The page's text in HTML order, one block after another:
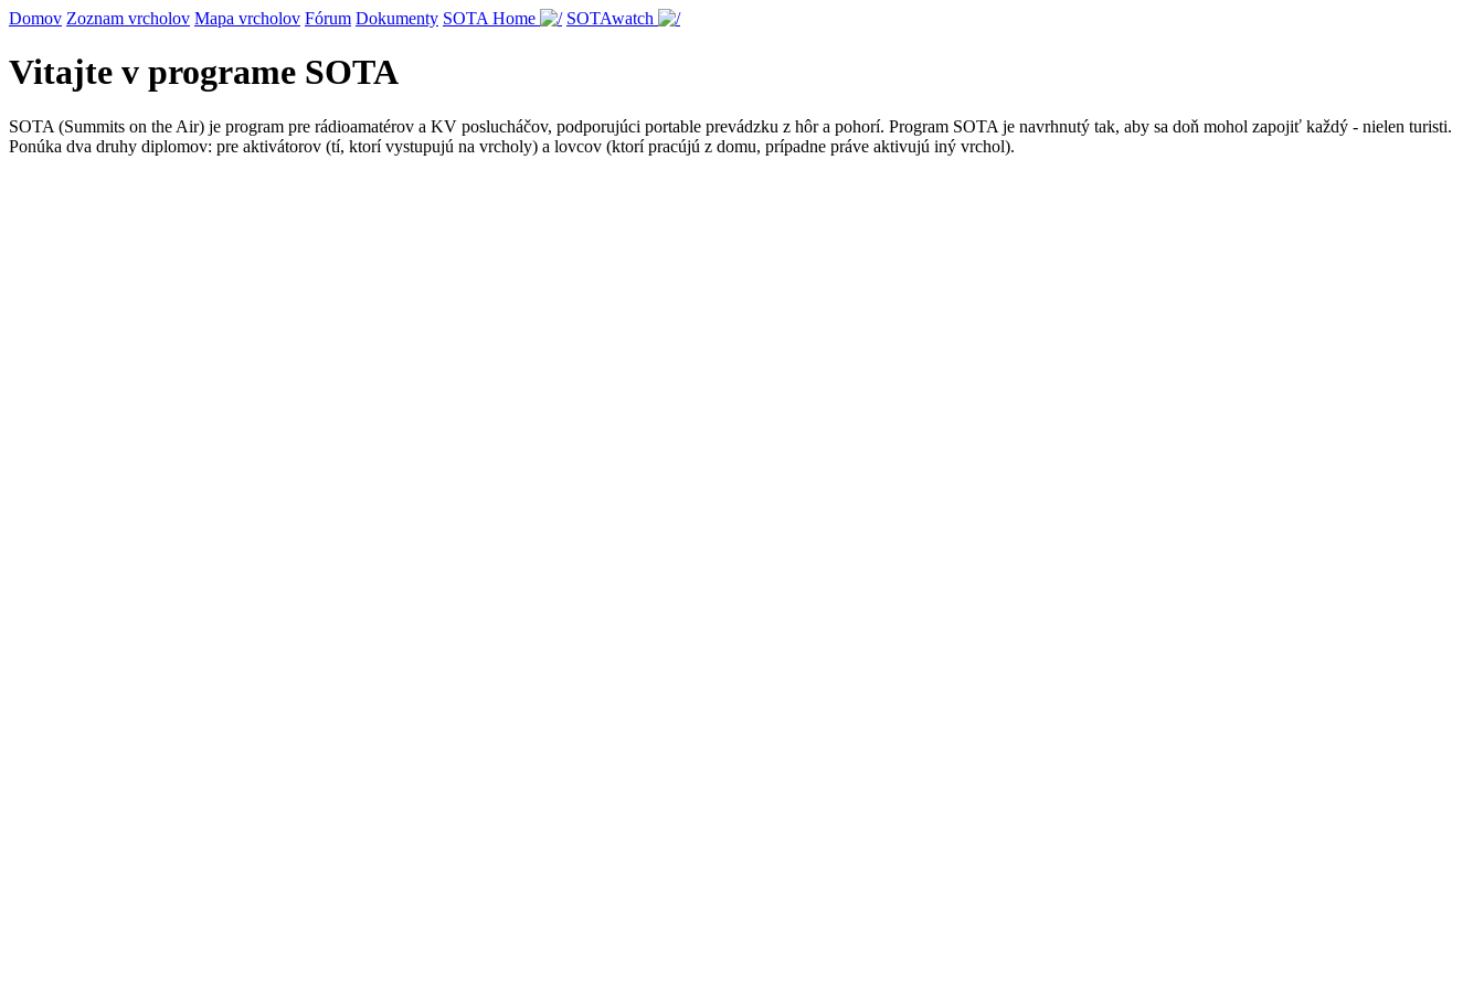
Domov Zoznam vrcholov Mapa vrcholov Fórum Dokumenty SOTA Home SOTAwatch
Vitajte v programe SOTA
SOTA (Summits on the Air) je program pre rádioamatérov a KV poslucháčov, podporujúci portable prevádzku z hôr a pohorí. Program SOTA je navrhnutý tak, aby sa doň mohol zapojiť každý - nielen turisti.
Ponúka dva druhy diplomov: pre aktivátorov (tí, ktorí vystupujú na vrcholy) a lovcov (ktorí pracújú z domu, prípadne práve aktivujú iný vrchol).